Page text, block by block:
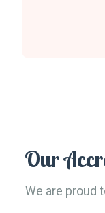
Our
We are proud